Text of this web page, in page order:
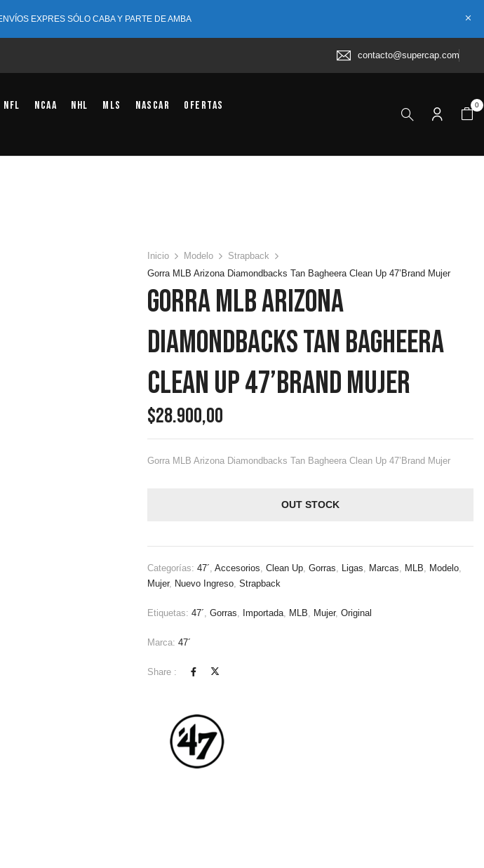
EXPRES SÓLO CABA Y PARTE DE AMBA
contacto@supercap.com
NFL NCAA NHL MLS NASCAR
Ofertas
0
Inicio Modelo
Strapback
Gorra MLB Arizona Diamondbacks Tan Bagheera Clean Up 47’Brand Mujer
Gorra MLB Arizona
Diamondbacks Tan Bagheera
Clean Up 47’Brand Mujer
$28.900,00
Gorra MLB Arizona Diamondbacks Tan Bagheera Clean Up 47’Brand Mujer
OUT STOCK
Categorías: 47´ Accesorios Clean Up, Gorras Ligas Marcas MLB Modelo,
Mujer, Nuevo Ingreso, Strapback
Etiquetas: 47´ Gorras Importada, MLB Mujer, Original
Marca: 47´
Share :